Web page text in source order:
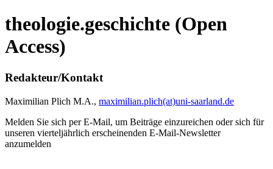
theologie.geschichte (Open
Access)
Redakteur/Kontakt
Maximilian Plich M.A., maximilian.plich(at)uni-saarland.de
Melden Sie sich per E-Mail, um Beiträge einzureichen oder sich für
unseren vierteljährlich erscheinenden E-Mail-Newsletter
anzumelden